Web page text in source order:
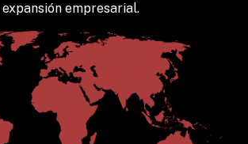
expansión empresarial.